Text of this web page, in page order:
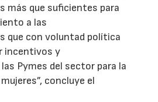
más que suficientes para
a las
que con voluntad política
incentivos y
Pymes del sector para la
concluye el